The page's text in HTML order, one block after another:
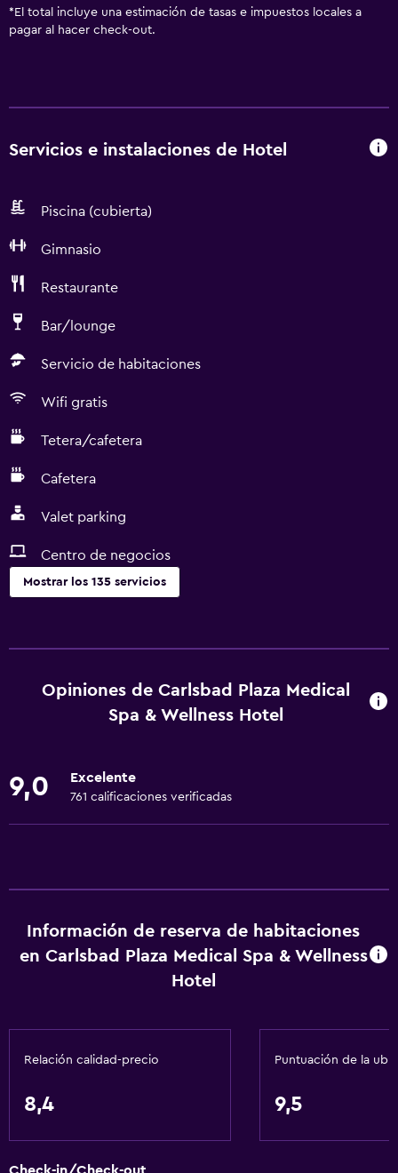
* El total incluye una estimación de tasas e impuestos locales a
pagar al hacer check-out.
Servicios e instalaciones de Hotel
Piscina (cubierta)
Gimnasio
Restaurante
Bar/lounge
Servicio de habitaciones
Wifi gratis
Tetera/cafetera
Cafetera
Valet parking
Centro de negocios
Mostrar los 135 servicios
Centro de negocios
Autos de alquiler
Servicio de despertador
Baño turco
Instalaciones para reuniones
Check-out exprés
Check-in/check-out privado
Opiniones de Carlsbad Plaza Medical
Spa & Wellness Hotel
9,0 Excelente
761 calificaciones verificadas
Información de reserva de habitaciones
en Carlsbad Plaza Medical Spa & Wellness
Hotel
Relación calidad-precio
8,4
Puntuación de la
9,5